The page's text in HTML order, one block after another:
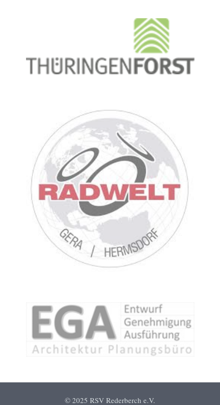
© 2025 RSV Rederberch e.V.